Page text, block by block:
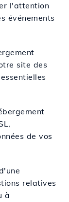
l'attention
événements
site des
de vos
relatives
à